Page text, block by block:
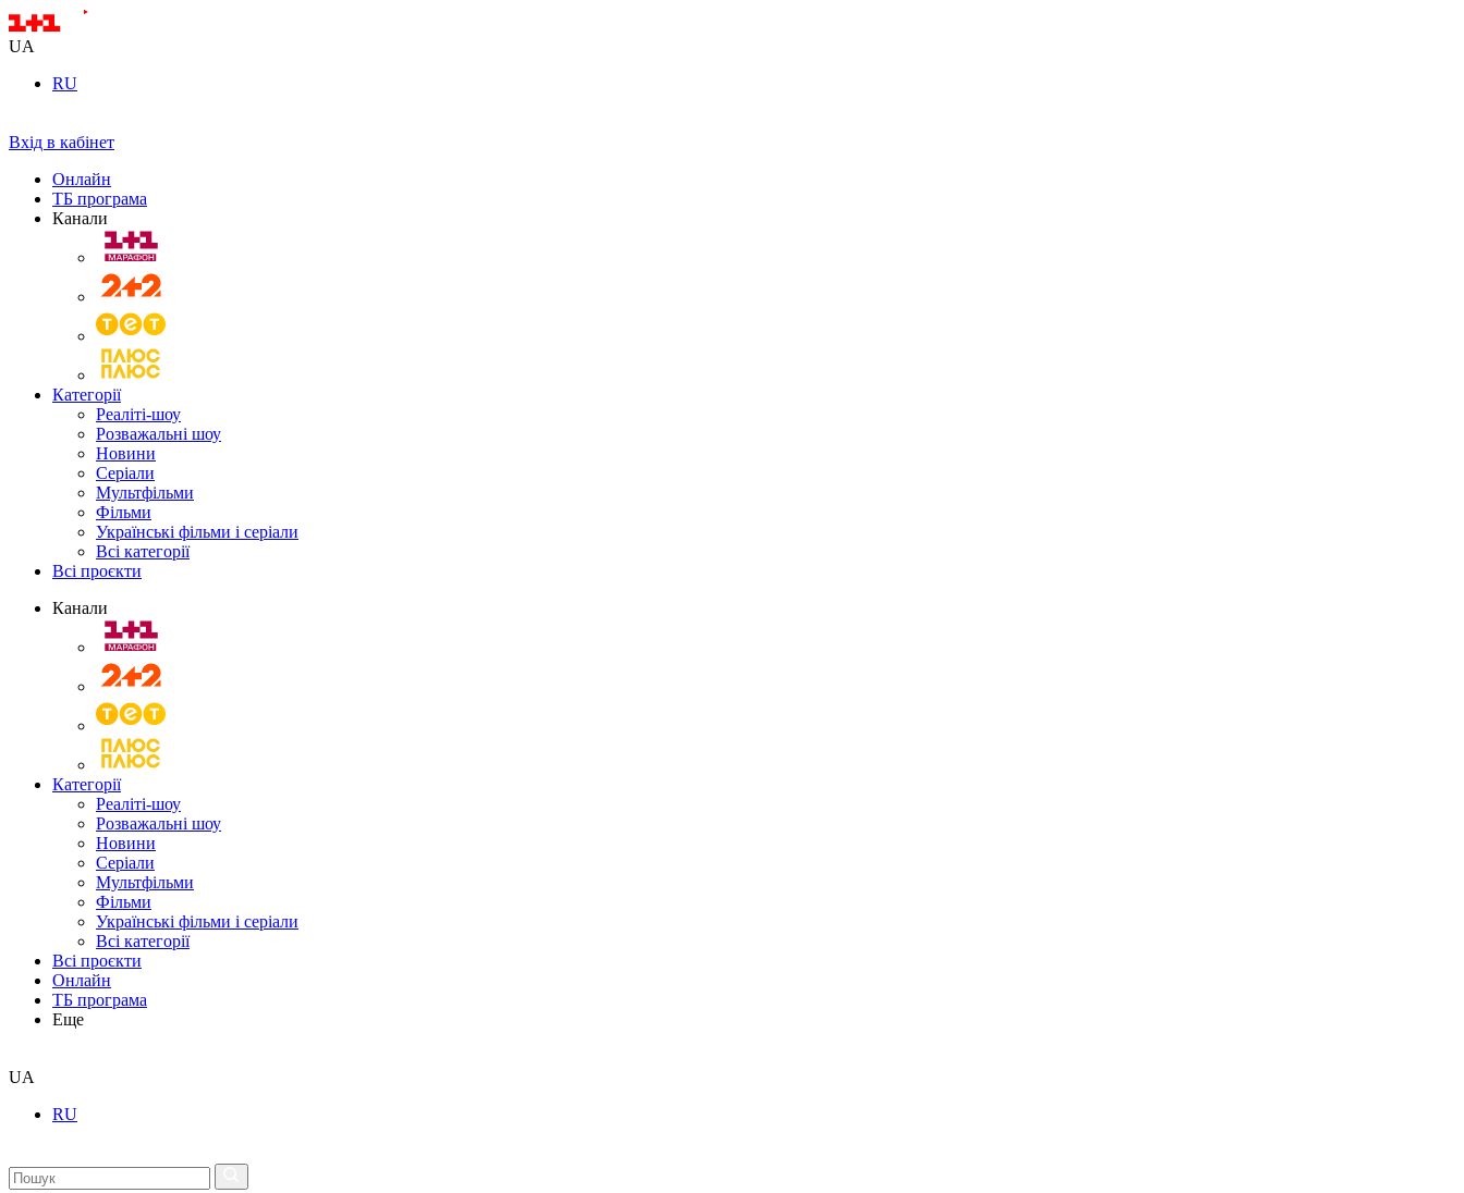
UA
RU
Вхід в кабінет
Онлайн
ТБ програма
Канали
Категорії
Реаліті-шоу
Розважальні шоу
Новини
Серіали
Мультфільми
Фільми
Українські фільми і серіали
Всі категорії
Всі проєкти
Канали
Категорії
Реаліті-шоу
Розважальні шоу
Новини
Серіали
Мультфільми
Фільми
Українські фільми і серіали
Всі категорії
Всі проєкти
Онлайн
ТБ програма
Еще
UA
RU